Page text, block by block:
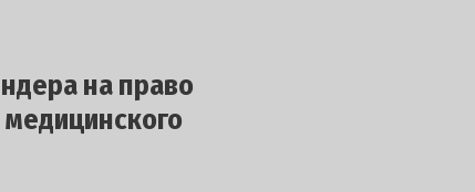
на право